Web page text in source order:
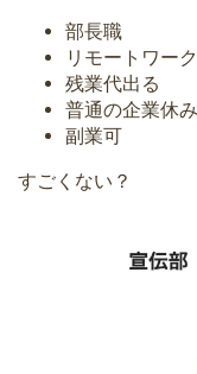
部長職
リモートワー
残業代出る
普通の企業休
副業可
すごくない？